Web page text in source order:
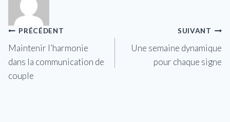
Navigation
de
l’article
PRÉCÉDENT
Maintenir l’harmonie
dans la communication de
couple
SUIVANT
Une semaine dynamique
pour chaque signe